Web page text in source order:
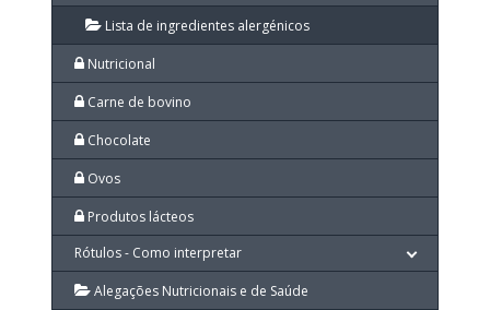
Lista de ingredientes alergénicos
Nutricional
Carne de bovino
Chocolate
Ovos
Produtos lácteos
Rótulos - Como interpretar
Alegações Nutricionais e de Saúde